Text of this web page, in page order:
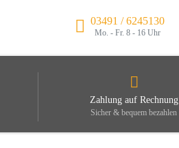
03491 / 6245130
Mo. - Fr. 8 - 16 Uhr
Zahlung auf Rechnung
Sicher & bequem bezahlen